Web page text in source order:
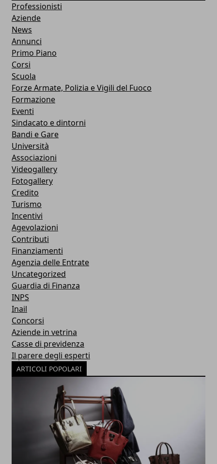
Professionisti
Aziende
News
Annunci
Primo Piano
Corsi
Scuola
Forze Armate, Polizia e Vigili del Fuoco
Formazione
Eventi
Sindacato e dintorni
Bandi e Gare
Università
Associazioni
Videogallery
Fotogallery
Credito
Turismo
Incentivi
Agevolazioni
Contributi
Finanziamenti
Agenzia delle Entrate
Uncategorized
Guardia di Finanza
INPS
Inail
Concorsi
Aziende in vetrina
Casse di previdenza
Il parere degli esperti
ARTICOLI POPOLARI